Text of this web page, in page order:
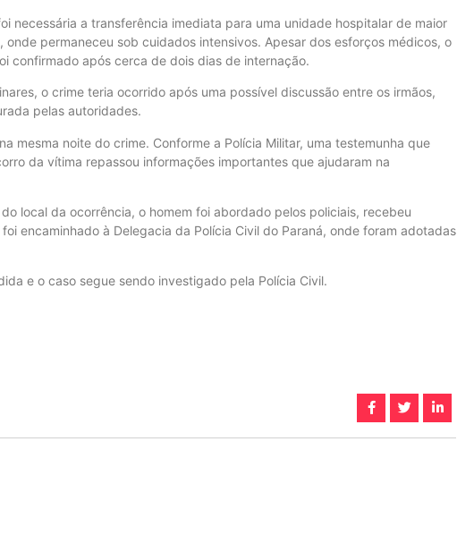
necessária a transferência imediata para uma unidade hospitalar de maior
permaneceu sob cuidados intensivos. Apesar dos esforços médicos, o
confirmado após cerca de dois dias de internação.
o crime teria ocorrido após uma possível discussão entre os irmãos,
pelas autoridades.
mesma noite do crime. Conforme a Polícia Militar, uma testemunha que
da vítima repassou informações importantes que ajudaram na
local da ocorrência, o homem foi abordado pelos policiais, recebeu
encaminhado à Delegacia da Polícia Civil do Paraná, onde foram adotadas
e o caso segue sendo investigado pela Polícia Civil.